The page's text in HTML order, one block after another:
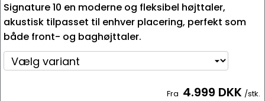
Signature 10 en moderne og fleksibel højttaler,
akustisk tilpasset til enhver placering, perfekt som
både front- og baghøjttaler.
Fra 4.999 DKK /stk.